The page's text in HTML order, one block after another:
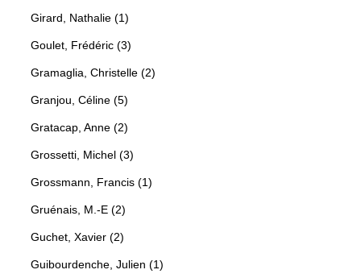
Girard, Nathalie (1)
Goulet, Frédéric (3)
Gramaglia, Christelle (2)
Granjou, Céline (5)
Gratacap, Anne (2)
Grossetti, Michel (3)
Grossmann, Francis (1)
Gruénais, M.-E (2)
Guchet, Xavier (2)
Guibourdenche, Julien (1)